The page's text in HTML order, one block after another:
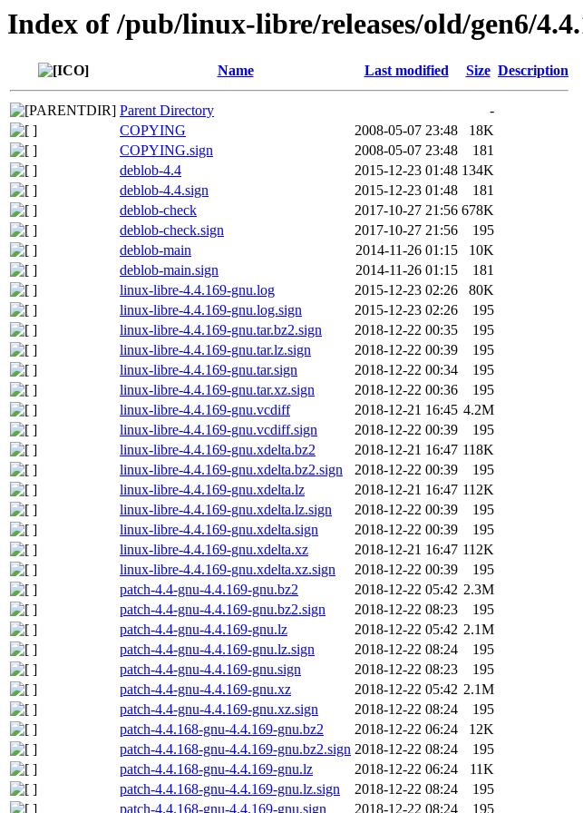
Index of /pub/linux-libre/releases/old/gen6/
Name Last modified Size Description
Parent Directory
-
COPYING
2008-05-07 23:48
18K
COPYING.sign
2008-05-07 23:48
181
deblob-4.4
2015-12-23 01:48 134K
deblob-4.4.sign
2015-12-23 01:48
181
deblob-check
2017-10-27 21:56 678K
deblob-check.sign
2017-10-27 21:56
195
deblob-main
2014-11-26 01:15
10K
deblob-main.sign
2014-11-26 01:15
181
linux-libre-4.4.169-gnu.log
2015-12-23 02:26
80K
linux-libre-4.4.169-gnu.log.sign
2015-12-23 02:26
195
linux-libre-4.4.169-gnu.tar.bz2.sign
2018-12-22 00:35
195
linux-libre-4.4.169-gnu.tar.lz.sign
2018-12-22 00:39
195
linux-libre-4.4.169-gnu.tar.sign
2018-12-22 00:34
195
linux-libre-4.4.169-gnu.tar.xz.sign
2018-12-22 00:36
195
linux-libre-4.4.169-gnu.vcdiff
2018-12-21 16:45 4.2M
linux-libre-4.4.169-gnu.vcdiff.sign
2018-12-22 00:39
195
linux-libre-4.4.169-gnu.xdelta.bz2
2018-12-21 16:47 118K
linux-libre-4.4.169-gnu.xdelta.bz2.sign
2018-12-22 00:39
195
linux-libre-4.4.169-gnu.xdelta.lz
2018-12-21 16:47 112K
linux-libre-4.4.169-gnu.xdelta.lz.sign
2018-12-22 00:39
195
linux-libre-4.4.169-gnu.xdelta.sign
2018-12-22 00:39
195
linux-libre-4.4.169-gnu.xdelta.xz
2018-12-21 16:47 112K
linux-libre-4.4.169-gnu.xdelta.xz.sign
2018-12-22 00:39
195
patch-4.4-gnu-4.4.169-gnu.bz2
2018-12-22 05:42 2.3M
patch-4.4-gnu-4.4.169-gnu.bz2.sign
2018-12-22 08:23
195
patch-4.4-gnu-4.4.169-gnu.lz
2018-12-22 05:42 2.1M
patch-4.4-gnu-4.4.169-gnu.lz.sign
2018-12-22 08:24
195
patch-4.4-gnu-4.4.169-gnu.sign
2018-12-22 08:23
195
patch-4.4-gnu-4.4.169-gnu.xz
2018-12-22 05:42 2.1M
patch-4.4-gnu-4.4.169-gnu.xz.sign
2018-12-22 08:24
195
patch-4.4.168-gnu-4.4.169-gnu.bz2
2018-12-22 06:24
12K
patch-4.4.168-gnu-4.4.169-gnu.bz2.sign 2018-12-22 08:24
195
patch-4.4.168-gnu-4.4.169-gnu.lz
2018-12-22 06:24
11K
patch-4.4.168-gnu-4.4.169-gnu.lz.sign
2018-12-22 08:24
195
patch-4.4.168-gnu-4.4.169-gnu.sign
2018-12-22 08:24 195